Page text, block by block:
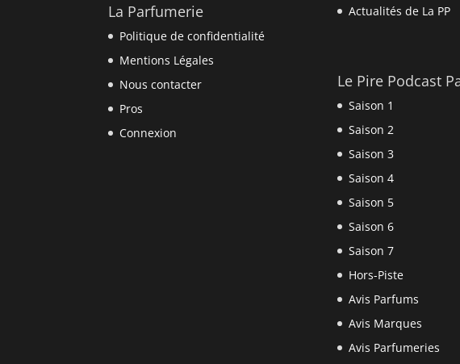
La Parfumerie
Politique de confidentialité
Mentions Légales
Nous contacter
Pros
Connexion
Actualités de La PP
Le Pire Podcast
Saison 1
Saison 2
Saison 3
Saison 4
Saison 5
Saison 6
Saison 7
Hors-Piste
Avis Parfums
Avis Marques
Avis Parfumeries